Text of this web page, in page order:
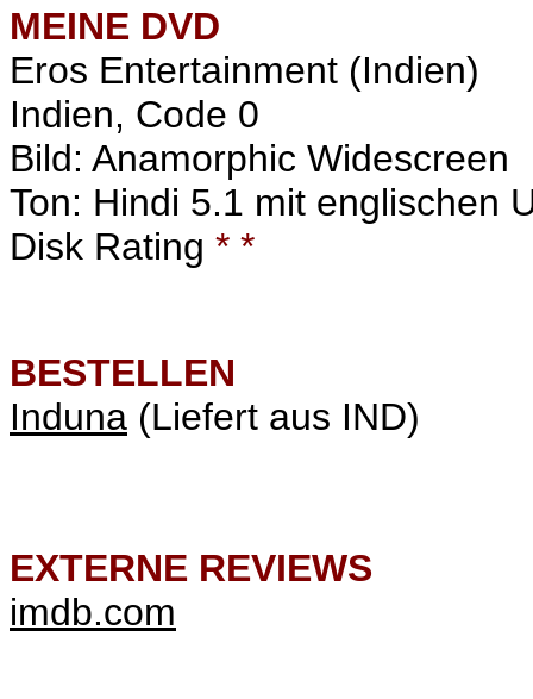
MEINE DVD
Eros Entertainment (Indien)
Indien, Code 0
Bild: Anamorphic Widescreen
Ton: Hindi 5.1 mit englischen
Disk Rating * *
BESTELLEN
Induna (Liefert aus IND)
EXTERNE REVIEWS
imdb.com